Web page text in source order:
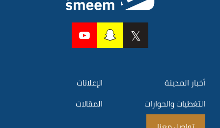
أخبار المدينة
الإعلانات
التغطيات والحوارات
المقالات